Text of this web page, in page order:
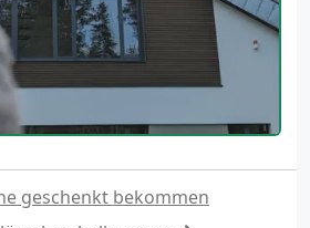
geschenkt bekommen